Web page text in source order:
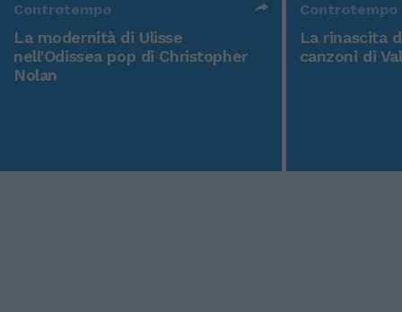
Controtempo
La modernità di Ulisse
nell'Odissea pop di Christopher
Nolan
Controtempo
La rinascita
canzoni di